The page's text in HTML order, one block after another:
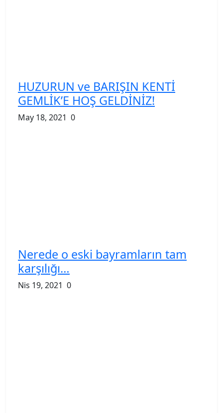
HUZURUN ve BARIŞIN KENTİ
GEMLİK’E HOŞ GELDİNİZ!
May 18, 2021 0
Nerede o eski bayramların tam
karşılığı…
Nis 19, 2021 0